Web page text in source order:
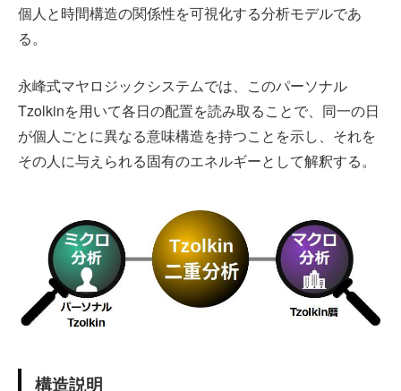
APPLICATIONS
ABOUT
個人と時間構造の関係性を可視化する分析モデルであ
る。
永峰式マヤロジックシステムでは、このパーソナル
Tzolkinを用いて各日の配置を読み取ることで、同一の日
が個人ごとに異なる意味構造を持つことを示し、それを
その人に与えられる固有のエネルギーとして解釈する。
構造説明